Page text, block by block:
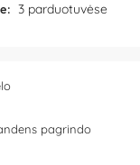
pagrindo
3 parduotuvėse